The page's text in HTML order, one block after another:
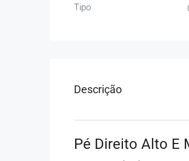
Tipo
Descrição
Pé Direito Alto E